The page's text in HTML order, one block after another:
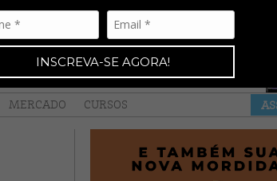
INSCREVA-SE AGORA!
•NAS BANCAS
MERCADO CURSOS